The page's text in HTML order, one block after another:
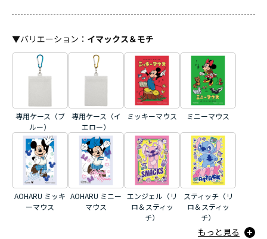
▼バリエーション ： イマックス＆モチ
専用ケース（ブ
ルー）
専用ケース（イ
エロー）
ミッキーマウス ミニーマウス
AOHARU ミッキ
ーマウス
AOHARU ミニー
マウス
エンジェル（リ
ロ＆スティッ
チ）
スティッチ（リ
ロ＆スティッ
チ）
もっと見る